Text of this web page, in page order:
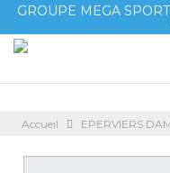
GROUPE MEGA
Accueil EPERVIERS